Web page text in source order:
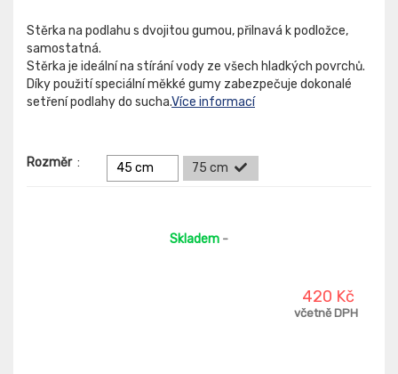
Stěrka na podlahu s dvojitou gumou, přilnavá k podložce,
samostatná.
Stěrka je ideální na stírání vody ze všech hladkých povrchů.
Díky použití speciální měkké gumy zabezpečuje dokonalé
setření podlahy do sucha.Více informací
Rozměr : 45 cm 75 cm
Skladem -
420 Kč
včetně DPH